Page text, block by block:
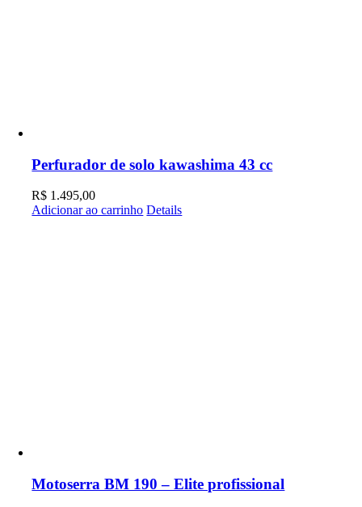
Perfurador de solo kawashima 43 cc
R$ 1.495,00
Adicionar ao carrinho Details
Motoserra BM 190 – Elite profissional